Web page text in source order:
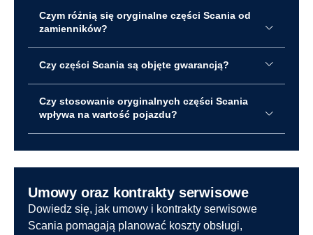
Czym różnią się oryginalne części Scania od
zamienników?
Czy części Scania są objęte gwarancją?
Czy stosowanie oryginalnych części Scania
wpływa na wartość pojazdu?
Umowy oraz kontrakty serwisowe
Dowiedz się, jak umowy i kontrakty serwisowe
Scania pomagają planować koszty obsługi,